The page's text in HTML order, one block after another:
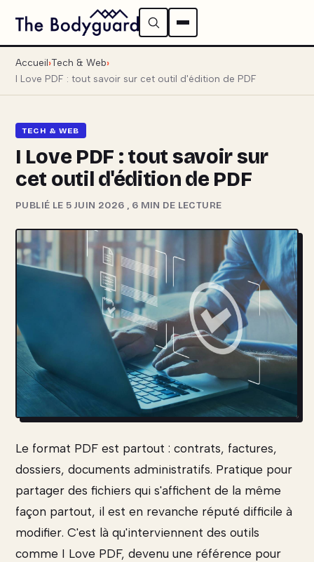
Accueil Tech & Web
I Love PDF : tout savoir sur cet outil d'édition de PDF
TECH & WEB
I Love PDF : tout savoir sur
cet outil d'édition de PDF
PUBLIÉ LE 5 JUIN 2026 , 6 MIN DE LECTURE
Le format PDF est partout : contrats, factures,
dossiers, documents administratifs. Pratique pour
partager des fichiers qui s'affichent de la même
façon partout, il est en revanche réputé difficile à
modifier. C'est là qu'interviennent des outils
comme I Love PDF, devenu une référence pour